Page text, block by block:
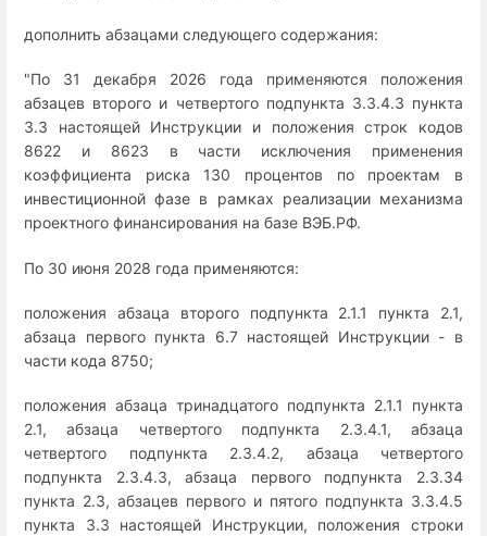
дополнить абзацами следующего содержания:
"По 31 декабря 2026 года применяются положения
абзацев второго и четвертого подпункта 3.3.4.3 пункта
3.3 настоящей Инструкции и положения строк кодов
8622 и 8623 в части исключения применения
коэффициента риска 130 процентов по проектам в
инвестиционной фазе в рамках реализации механизма
проектного финансирования на базе ВЭБ.РФ.
По 30 июня 2028 года применяются:
положения абзаца второго подпункта 2.1.1 пункта 2.1,
абзаца первого пункта 6.7 настоящей Инструкции - в
части кода 8750;
положения абзаца тринадцатого подпункта 2.1.1 пункта
2.1, абзаца четвертого подпункта 2.3.4.1, абзаца
четвертого подпункта 2.3.4.2, абзаца четвертого
подпункта 2.3.4.3, абзаца первого подпункта 2.3.34
пункта 2.3, абзацев первого и пятого подпункта 3.3.4.5
пункта 3.3 настоящей Инструкции, положения строки